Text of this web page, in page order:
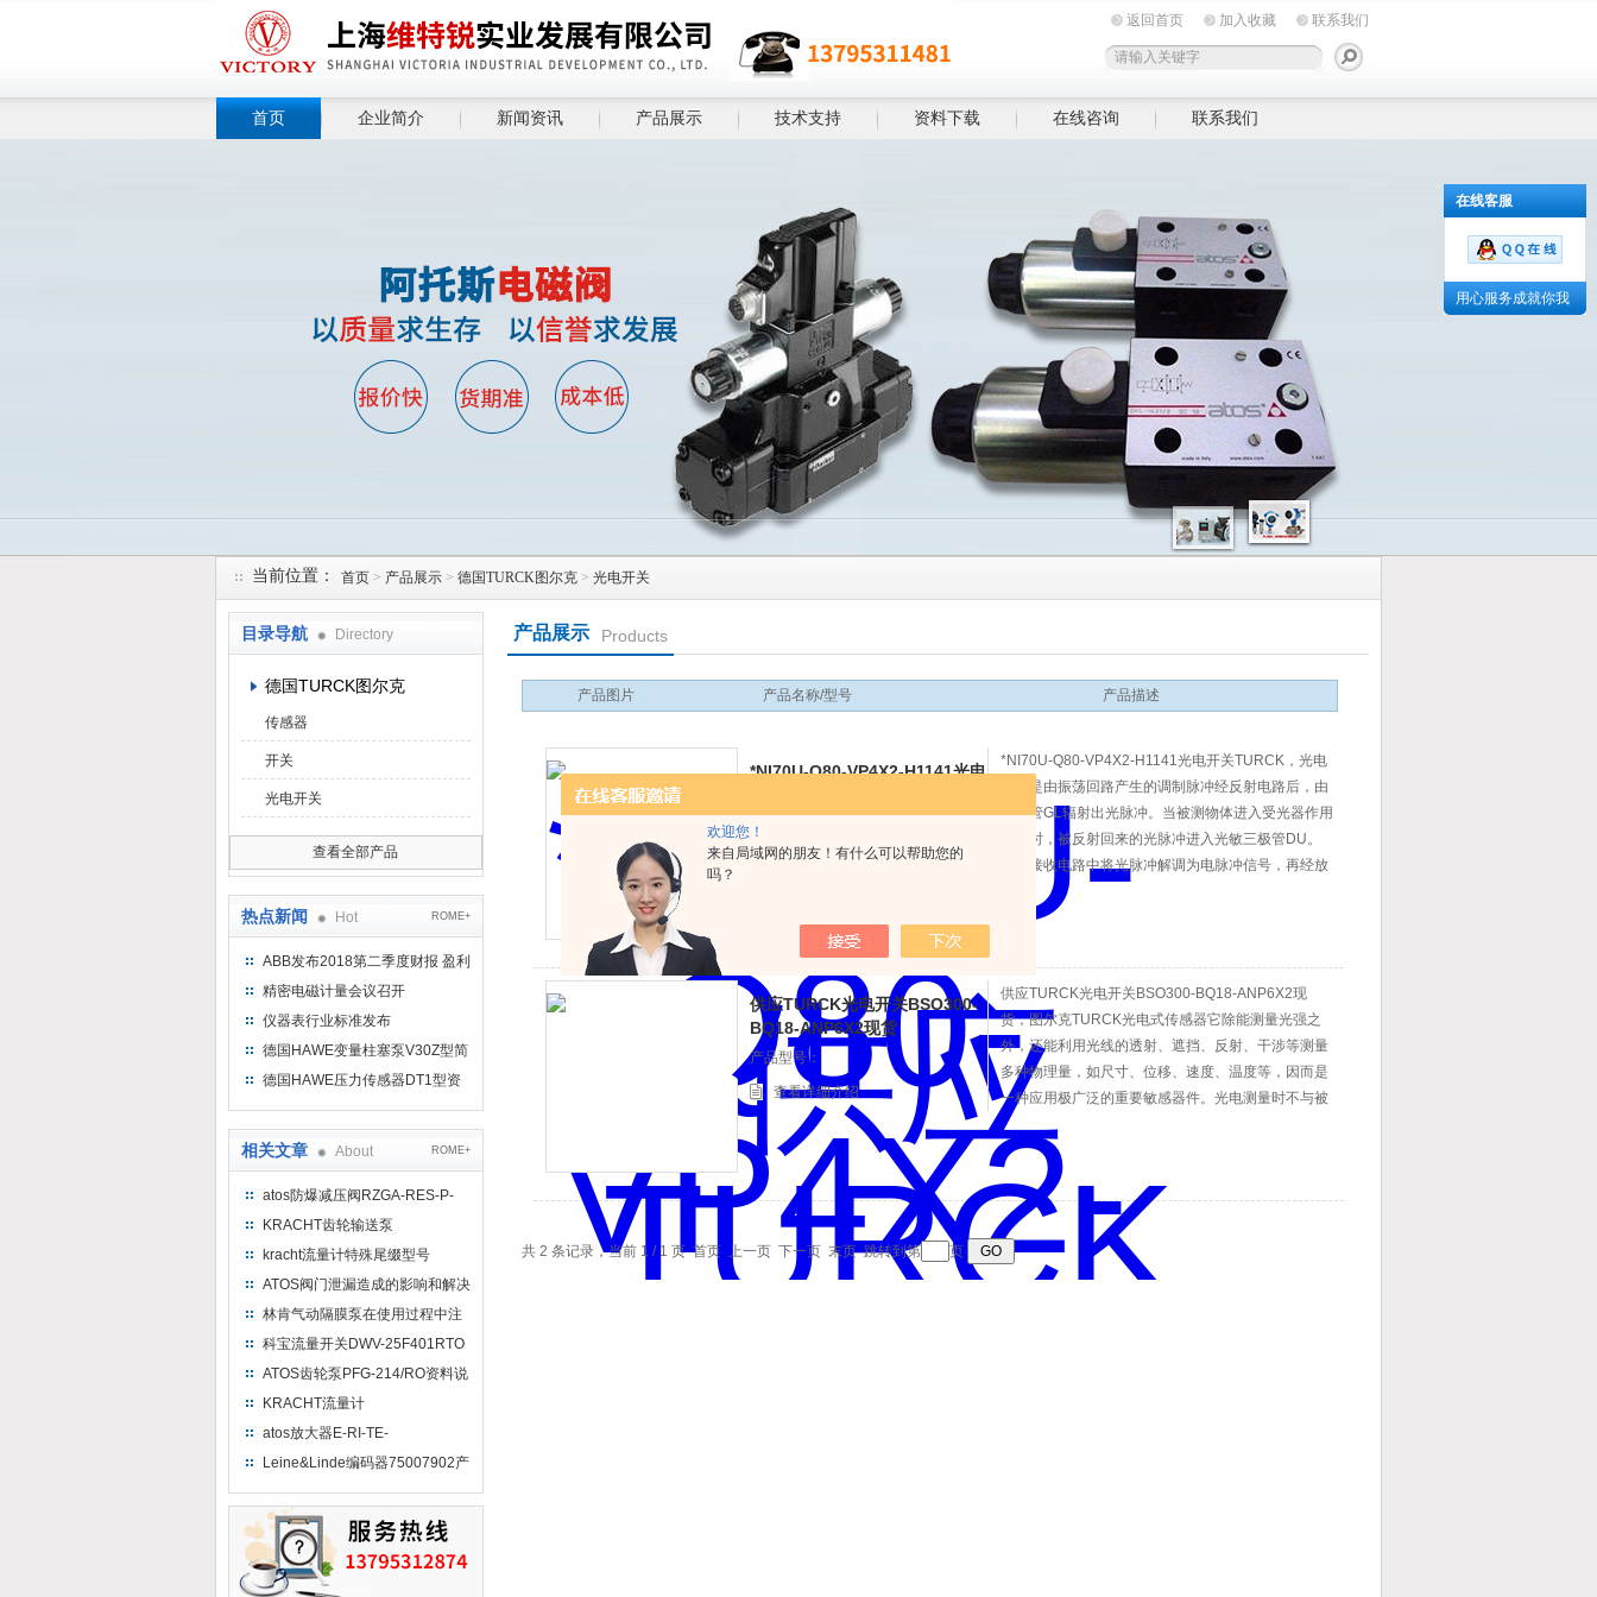
欢迎您！
来自局域网的朋友！有什么可以帮助您的
吗？
返回首页 加入收藏 联系我们
首页 企业简介 新闻资讯 产品展示 技术支持 资料下载 在线咨询 联系我们
当前位置： 首页 > 产品展示 > 德国TURCK图尔克 > 光电开关
目录导航 Directory
德国TURCK图尔克
传感器
开关
光电开关
查看全部产品
热点新闻 Hot ROME+
ABB发布2018第二季度财报 盈利
持续增长
精密电磁计量会议召开
仪器表行业标准发布
德国HAWE变量柱塞泵V30Z型简
介
德国HAWE压力传感器DT1型资
相关文章 About ROME+
atos防爆减压阀RZGA-RES-P-
NP/010/210/M/I
KRACHT齿轮输送泵
KF100RF2-/197-D15特性
kracht流量计特殊尾缀型号
VC1F4PS/145现货
ATOS阀门泄漏造成的影响和解决
对策
林肯气动隔膜泵在使用过程中注
意什么？
科宝流量开关DWV-25F401RTO
测量方法
ATOS齿轮泵PFG-214/RO资料说
明
KRACHT流量计
VC0,2K1P1P2HH精度误差问题
atos放大器E-RI-TE-
05H41/DK17SB现货
Leine&Linde编码器75007902产
产品展示 Products
产品图片 产品名称/型号 产品描述
*NI70U-Q80-VP4X2-H1141光电
产品型号：
查看详细介绍
*NI70U-Q80-VP4X2-H1141光电开关TURCK，光电
开关是由振荡回路产生的调制脉冲经反射电路后，由
发光管GL辐射出光脉冲。当被测物体进入受光器作用
范围时，被反射回来的光脉冲进入光敏三极管DU。
并在接收电路中将光脉冲解调为电脉冲信号，再经放
大器放大和同步选通整形，然后用数字积分或RC积
分方式排除干扰，zui后经延时（或不延时）触发驱动
供应TURCK光电开关BSO300-
BQ18-ANP6X2现货
产品型号：
查看详细介绍
供应TURCK光电开关BSO300-BQ18-ANP6X2现
货，图尔克TURCK光电式传感器它除能测量光强之
外，还能利用光线的透射、遮挡、反射、干涉等测量
多种物理量，如尺寸、位移、速度、温度等，因而是
一种应用极广泛的重要敏感器件。光电测量时不与被
测对象直接接触，光束的质量又近似为零，在测量中
不存在摩擦和对被测对象几乎不施加压力。
共 2 条记录，当前 1 / 1 页 首页 上一页 下一页 末页 跳转到第 页
在线客服
用心服务成就你我